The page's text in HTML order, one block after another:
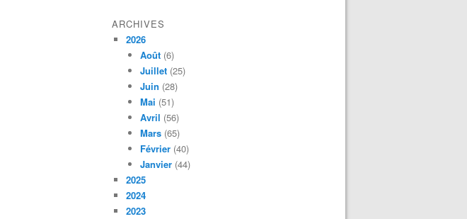
ARCHIVES
2026
Août (6)
Juillet (25)
Juin (28)
Mai (51)
Avril (56)
Mars (65)
Février (40)
Janvier (44)
2025
2024
2023